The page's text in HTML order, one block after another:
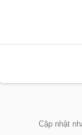
Cập nhật